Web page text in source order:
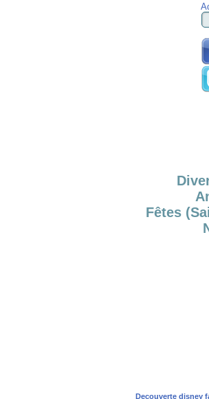
Fêtes
Decouverte disney